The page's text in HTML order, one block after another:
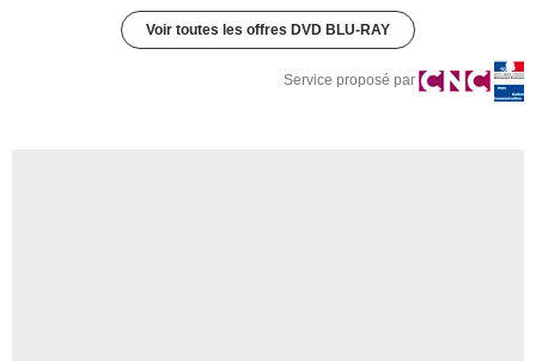
Voir toutes les offres DVD BLU-RAY
Service proposé par